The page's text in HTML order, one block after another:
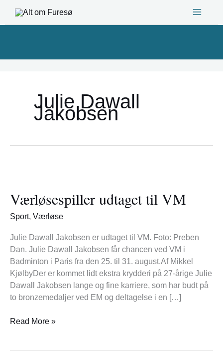
Julie Dawall
Jakobsen
Værløsespiller udtaget til VM
Sport, Værløse
Julie Dawall Jakobsen er udtaget til VM. Foto: Preben
Dan. Julie Dawall Jakobsen får chancen ved VM i
Badminton i Paris fra den 25. til 31. august.Af Mikkel
KjølbyDer er kommet lidt ekstra krydderi på 27-årige Julie
Dawall Jakobsen lange og fine karriere, som har budt på
to bronzemedaljer ved EM og deltagelse i en […]
til
VM
Read More »